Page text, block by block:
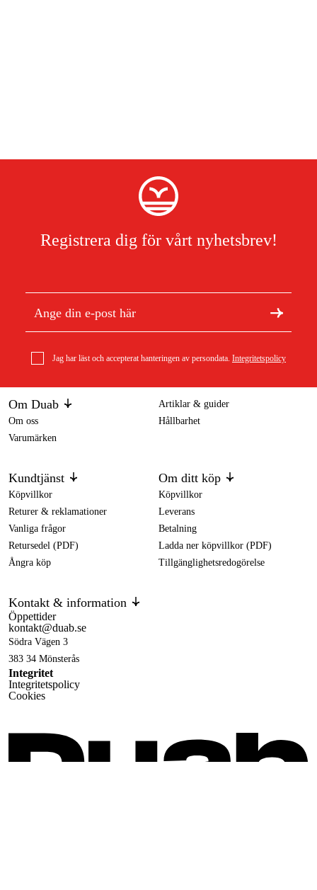
Registrera dig för vårt nyhetsbrev!
Jag har läst och accepterat hanteringen av persondata. Integritetspolicy
Om Duab
Om oss
Varumärken
Artiklar & guider
Hållbarhet
Kundtjänst
Köpvillkor
Returer & reklamationer
Vanliga frågor
Retursedel (PDF)
Ångra köp
Om ditt köp
Köpvillkor
Leverans
Betalning
Ladda ner köpvillkor (PDF)
Tillgänglighetsredogörelse
Kontakt & information
Öppettider
kontakt@duab.se
Södra Vägen 3
383 34 Mönsterås
Integritet
Integritetspolicy
Cookies